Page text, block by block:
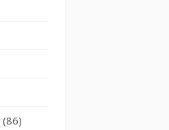
(86)